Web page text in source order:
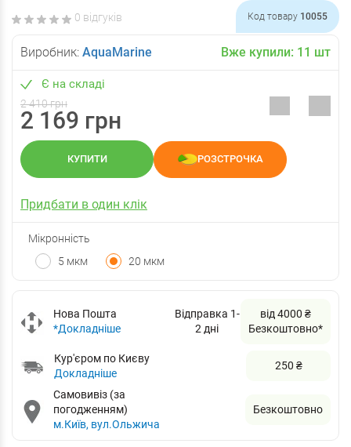
0 відгуків Код товару 10055
Виробник: AquaMarine Вже купили: 11 шт
Є на складі
2 410 грн
2 169 грн
КУПИТИ РОЗСТРОЧКА
Придбати в один клік
Мікронність
5 мкм
20 мкм
Нова Пошта
*Докладніше
Відправка 1-
2 дні
від 4000 ₴
Безкоштовно*
Кур'єром по Києву
Докладніше
250 ₴
Самовивіз (за
погодженням)
м.Київ, вул.Ольжича
Безкоштовно